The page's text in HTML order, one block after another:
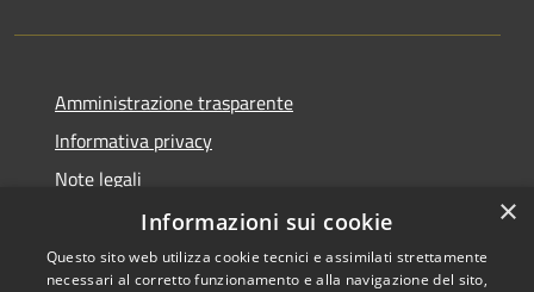
Amministrazione trasparente
Informativa privacy
Note legali
Dichiarazione di accessibilità
×
Informazioni sui cookie
Questo sito web utilizza cookie tecnici e assimilati strettamente
necessari al corretto funzionamento e alla navigazione del sito,